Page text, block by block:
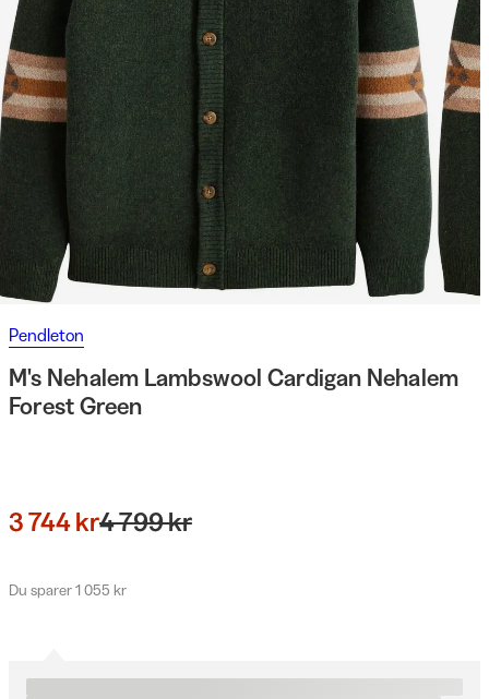
Pendleton
M's Nehalem Lambswool Cardigan Nehalem
Forest Green
3 744 kr4 799 kr
Du sparer 1 055 kr